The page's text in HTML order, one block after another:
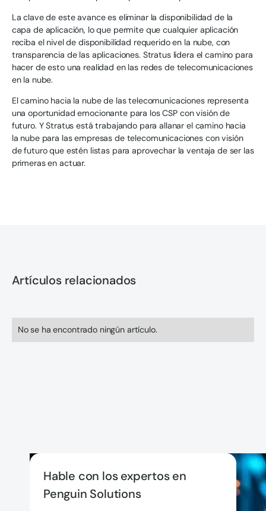
La clave de este avance es eliminar la disponibilidad de la
capa de aplicación, lo que permite que cualquier aplicación
reciba el nivel de disponibilidad requerido en la nube, con
transparencia de las aplicaciones. Stratus lidera el camino para
hacer de esto una realidad en las redes de telecomunicaciones
en la nube.
El camino hacia la nube de las telecomunicaciones representa
una oportunidad emocionante para los CSP con visión de
futuro. Y Stratus está trabajando para allanar el camino hacia
la nube para las empresas de telecomunicaciones con visión
de futuro que estén listas para aprovechar la ventaja de ser las
primeras en actuar.
Artículos relacionados
No se ha encontrado ningún artículo.
Hable con los expertos en
Penguin Solutions